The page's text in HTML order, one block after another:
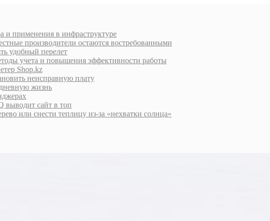
и применения в инфраструктуре
производители остаются востребованными
удобный перелет
учета и повышения эффективности работы
Shop.kz
неисправную плату
жизнь
выводит сайт в топ
или снести теплицу из-за «нехватки солнца»